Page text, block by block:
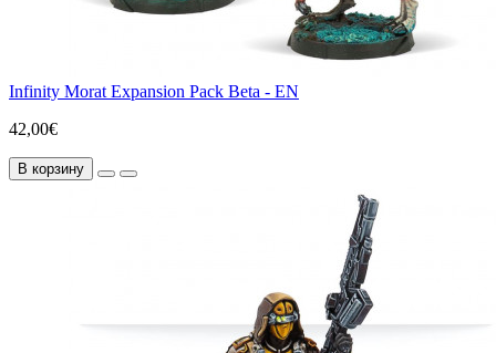
Infinity Morat Expansion Pack Beta - EN
42,00€
В корзину